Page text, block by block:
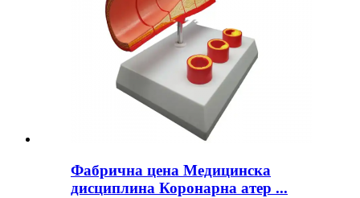
Фабрична цена Медицинска
дисциплина Коронарна атер ...